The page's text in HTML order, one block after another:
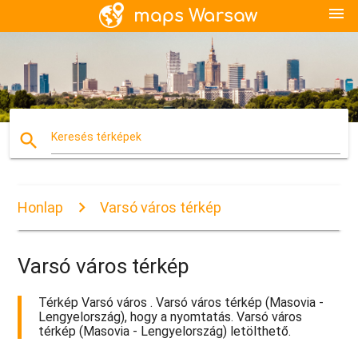
menu
search Keresés térképek
Honlap Varsó város térkép
Varsó város térkép
Térkép Varsó város . Varsó város térkép (Masovia -
Lengyelország), hogy a nyomtatás. Varsó város
térkép (Masovia - Lengyelország) letölthető.